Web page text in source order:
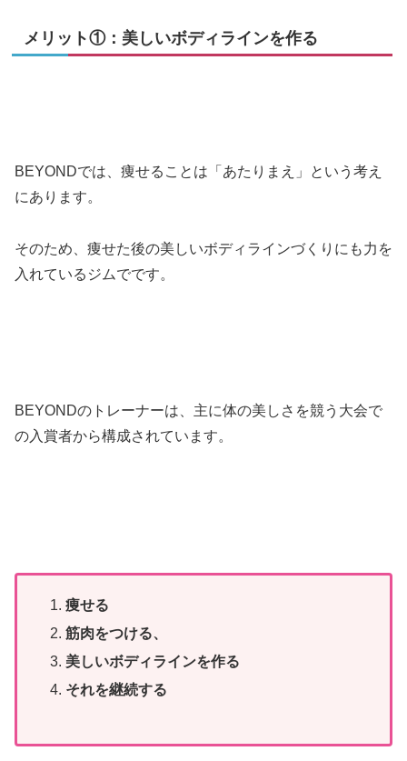
メリット①：美しいボディラインを作る
BEYONDでは、痩せることは「あたりまえ」という考え
にあります。
そのため、痩せた後の美しいボディラインづくりにも力を
入れているジムでです。
BEYONDのトレーナーは、主に体の美しさを競う大会で
の入賞者から構成されています。
痩せる
筋肉をつける、
美しいボディラインを作る
それを継続する